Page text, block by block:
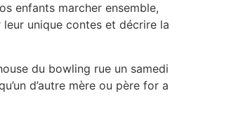
enfants marcher ensemble,
unique contes et décrire la
du bowling rue un samedi
d’autre mère ou père for a